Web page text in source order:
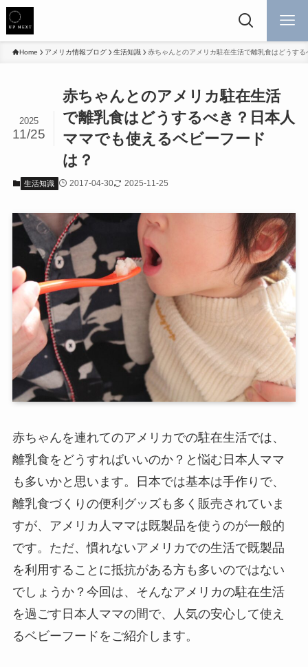
Home アメリカ情報ブログ 生活知識 赤ちゃんとのアメリカ駐在生活で離乳食はどうす
赤ちゃんとのアメリカ駐在生活
で離乳食はどうするべき？日本人
ママでも使えるベビーフード
は？
2025
11/25
生活知識 2017-04-30 2025-11-25
赤ちゃんを連れてのアメリカでの駐在生活では、
離乳食をどうすればいいのか？と悩む日本人ママ
も多いかと思います。日本では基本は手作りで、
離乳食づくりの便利グッズも多く販売されていま
すが、アメリカ人ママは既製品を使うのが一般的
です。ただ、慣れないアメリカでの生活で既製品
を利用することに抵抗がある方も多いのではない
でしょうか？今回は、そんなアメリカの駐在生活
を過ごす日本人ママの間で、人気の安心して使え
るベビーフードをご紹介します。